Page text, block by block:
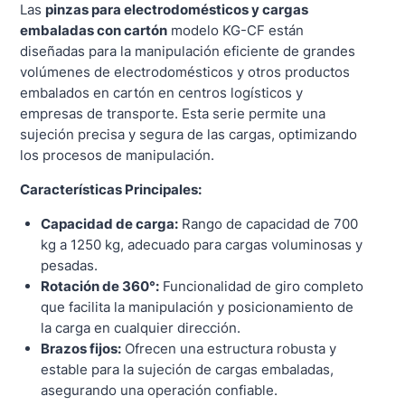
Las pinzas para electrodomésticos y cargas
embaladas con cartón modelo KG-CF están
diseñadas para la manipulación eficiente de grandes
volúmenes de electrodomésticos y otros productos
embalados en cartón en centros logísticos y
empresas de transporte. Esta serie permite una
sujeción precisa y segura de las cargas, optimizando
los procesos de manipulación.
Características Principales:
Capacidad de carga:Rango de capacidad de 700
kg a 1250 kg, adecuado para cargas voluminosas y
pesadas.
Rotación de 360°:Funcionalidad de giro completo
que facilita la manipulación y posicionamiento de
la carga en cualquier dirección.
Brazos fijos:Ofrecen una estructura robusta y
estable para la sujeción de cargas embaladas,
asegurando una operación confiable.